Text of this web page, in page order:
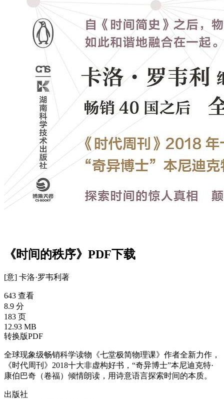
《时间的秩序》PDF下载
[意] 卡洛·罗韦利 著
643 查看
8.9 分
183 页
12.93 MB
转换版PDF
全球现象级畅销科学读物《七堂极简物理课》作者全新力作，
《时代周刊》2018十大非虚构好书，“奇异博士”本尼迪克特·
康伯巴奇（卷福）倾情朗读，用诗意语言探索时间的本质。
出版社